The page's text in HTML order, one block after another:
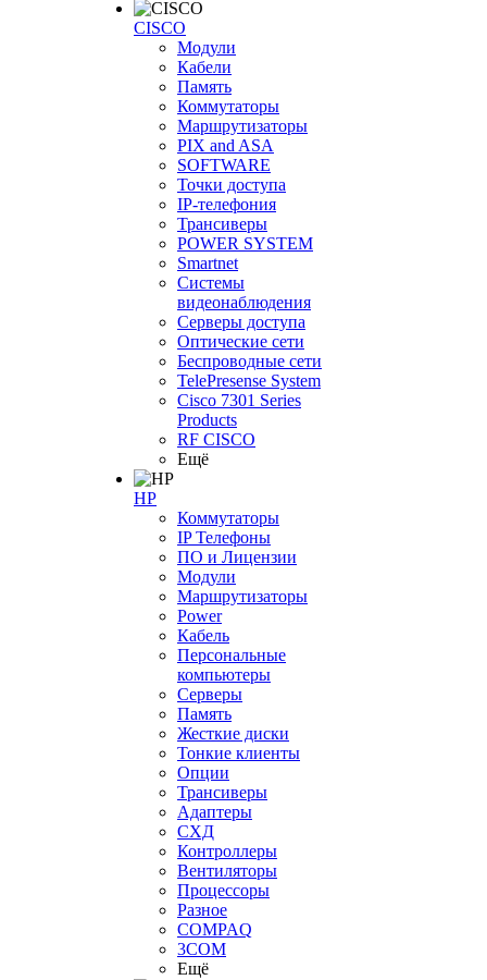
CISCO
Модули
Кабели
Память
Коммутаторы
Маршрутизаторы
PIX and ASA
SOFTWARE
Точки доступа
IP-телефония
Трансиверы
POWER SYSTEM
Smartnet
Системы
видеонаблюдения
Серверы доступа
Оптические сети
Беспроводные сети
TelePresense System
Cisco 7301 Series
Products
RF CISCO
Ещё
HP
Коммутаторы
IP Телефоны
ПО и Лицензии
Модули
Маршрутизаторы
Power
Кабель
Персональные
компьютеры
Серверы
Память
Жесткие диски
Тонкие клиенты
Опции
Трансиверы
Адаптеры
СХД
Контроллеры
Вентиляторы
Процессоры
Разное
COMPAQ
3COM
Ещё